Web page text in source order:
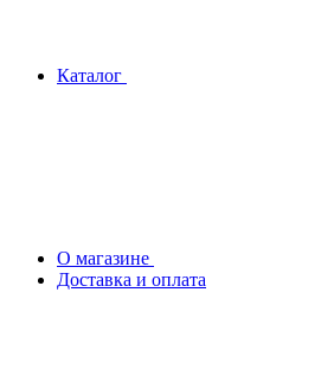
Каталог
О магазине
Доставка и оплата